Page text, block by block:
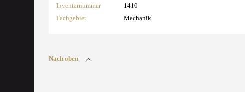
Inventarnummer
1410
Fachgebiet
Mechanik
Nach oben